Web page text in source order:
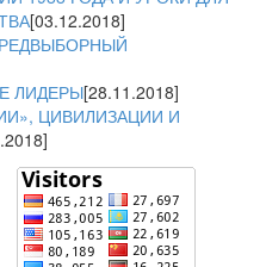
[03.12.2018]
ЛИДЕРЫ[28.11.2018]
ЦИВИЛИЗАЦИИ И